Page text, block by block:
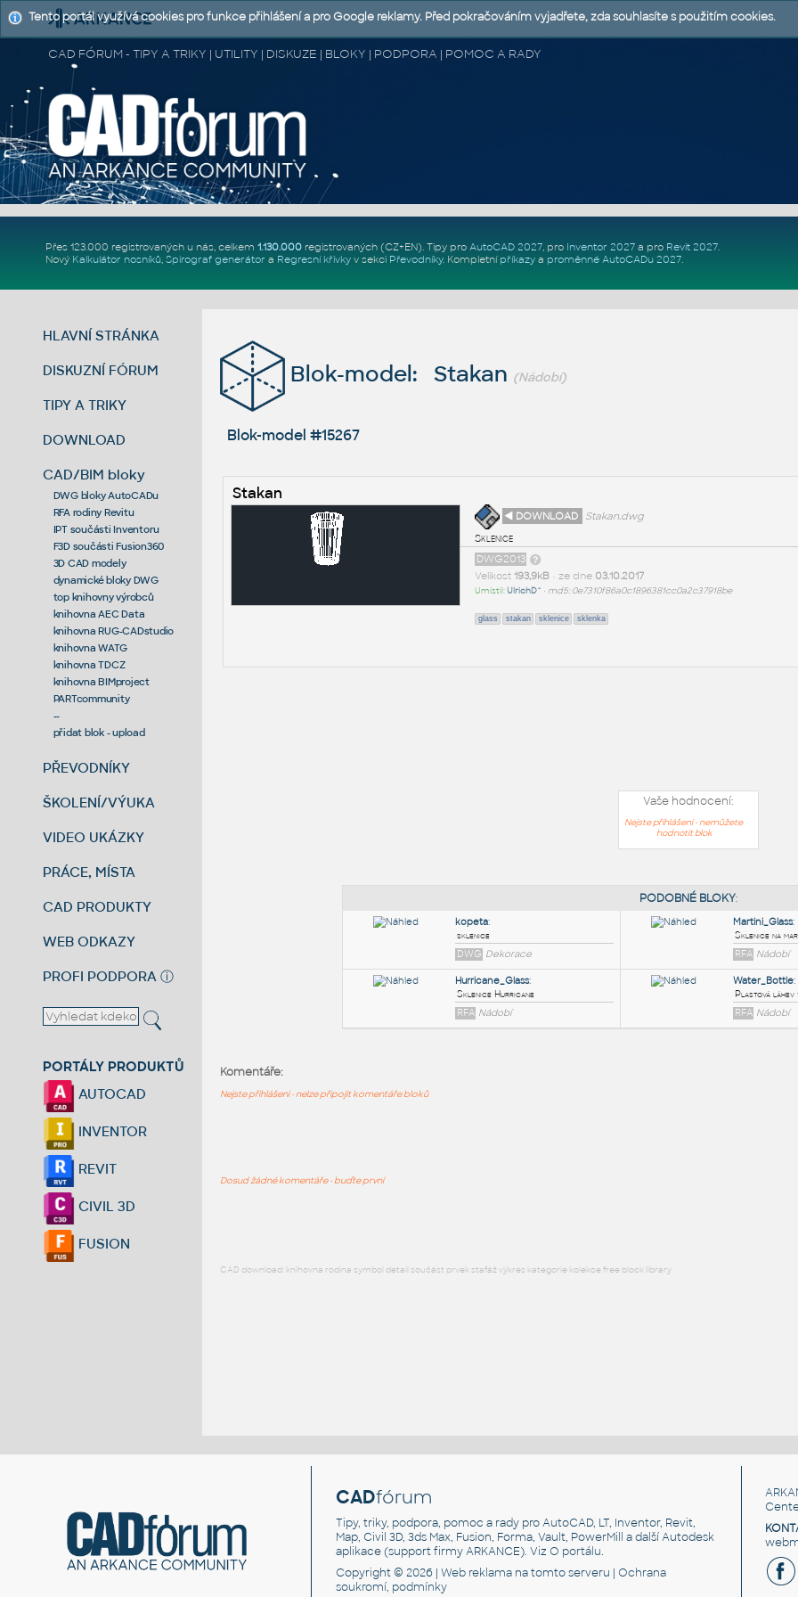
CAD FÓRUM - TIPY A TRIKY | UTILITY | DISKUZE | BLOKY | PODPORA | POMOC A RADY
Přes 123.000 registrovaných u nás, celkem 1.130.000registrovaných (CZ+EN). Tipy pro AutoCAD 2027, pro Inventor 2027a pro Revit 2027.
Nový Kalkulátor nosníků, Spirograf generátor a Regresní křivkyv sekci Převodníky. Kompletní příkazya proměnné AutoCADu 2027.
HLAVNÍ STRÁNKA
DISKUZNÍ FÓRUM
TIPY A TRIKY
DOWNLOAD
CAD/BIM bloky
DWG bloky AutoCADu
RFA rodiny Revitu
IPT součásti Inventoru
F3D součásti Fusion360
3D CAD modely
dynamické bloky DWG
top knihovny výrobců
knihovna AEC Data
knihovna RUG-CADstudio
knihovna WATG
knihovna TDCZ
knihovna BIMproject
PARTcommunity
--
přidat blok - upload
PŘEVODNÍKY
ŠKOLENÍ/VÝUKA
VIDEO UKÁZKY
PRÁCE, MÍSTA
CAD PRODUKTY
WEB ODKAZY
PROFI PODPORA ⓘ
PORTÁLY PRODUKTŮ
AUTOCAD
INVENTOR
REVIT
CIVIL 3D
FUSION
Blok-model: Stakan (Nádobí)
Blok-model #15267
Stakan
◄ DOWNLOAD
Stakan.dwg
Sklenice
DWG2013
Velikost 193,9kB• ze dne 03.10.2017
Umístil:UlrichD^ • md5: 0e7310f86a0c1896381cc0a2c37918be
glass stakan sklenice sklenka
Vaše hodnocení:
Nejste přihlášeni - nemůžete
hodnotit blok
Komentáře:
Nejste přihlášeni - nelze připojit komentáře bloků
Dosud žádné komentáře - buďte první
CAD download: knihovna rodina symbol detail součást prvek stafáž výkres kategorie kolekce free block library
CADfórum
Tipy, triky, podpora, pomoc a rady pro AutoCAD, LT, Inventor, Revit,
Map, Civil 3D, 3ds Max, Fusion, Forma, Vault, PowerMill a další Autodesk
aplikace (support firmy ARKANCE). VizO portálu.
Copyright © 2026 |Web reklama na tomto serveru |Ochrana
soukromí, podmínky
Tento portál využívá cookies pro funkce přihlášení a pro Google reklamy. Před pokračováním vyjadřete, zda souhlasíte s použitím cookies.